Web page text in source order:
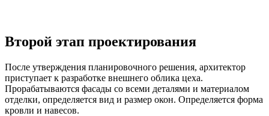
Второй этап проектирования
После утверждения планировочного решения, архитектор
приступает к разработке внешнего облика цеха.
Прорабатываются фасады со всеми деталями и материалом
отделки, определяется вид и размер окон. Определяется форма
кровли и навесов.